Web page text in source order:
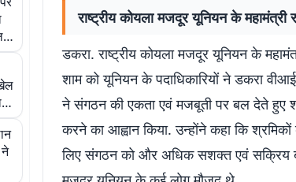
राष्ट्रीय कोयला मजदूर यूनियन के
डकरा. राष्ट्रीय कोयला मजदूर यूनियन के
शाम को यूनियन के पदाधिकारियों ने डकरा
ने संगठन की एकता एवं मजबूती पर बल देते हुए
करने का आह्वान किया. उन्होंने कहा कि
लिए संगठन को और अधिक सशक्त एवं सक्रिय